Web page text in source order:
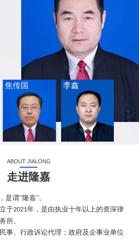
焦传国 李鑫
ABOUT JIALONG
走进隆嘉
是谓“隆嘉”。
于2021年，是由执业十年以上的资深律
所。
事、行政诉讼代理；政府及企事业单位